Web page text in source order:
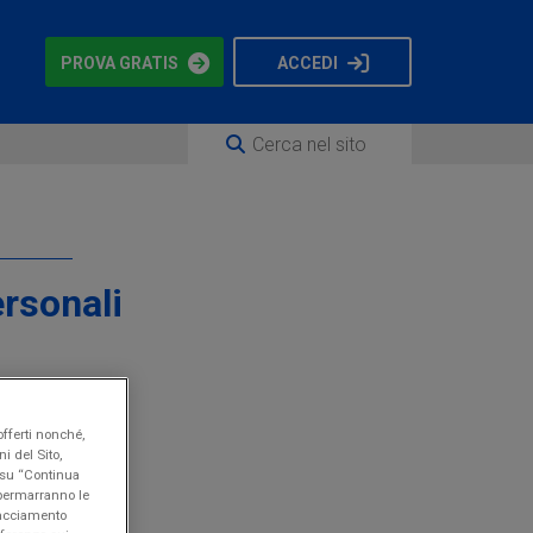
PROVA GRATIS ACCEDI
nonché,
del Sito,
“Continua
le